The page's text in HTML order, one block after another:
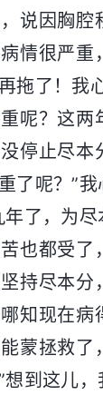
说因胸腔
情很严重
拖了！我
呢？这两
停止尽本
了呢？”
了，为
也都受了
持尽本分
知现在病
蒙拯救了
想到这儿